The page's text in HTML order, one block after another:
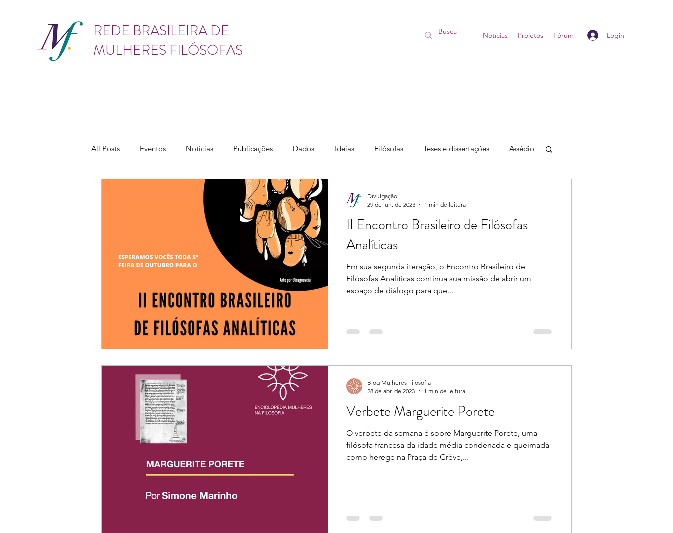
REDE BRASILEIRA DE
MULHERES FILÓSOFAS
Login
Home Notícias Projetos Fórum
All Posts Eventos Notícias Publicações Dados Ideias Filósofas Teses e dissertações Assédio
Cursos
II Encontro Brasileiro de Filósofas
Analíticas
Em sua segunda iteração, o Encontro Brasileiro de
Filósofas Analíticas continua sua missão de abrir um
espaço de diálogo para que...
Divulgação
29 de jun. de 2023
1 min de leitura
Verbete Marguerite Porete
O verbete da semana é sobre Marguerite Porete, uma
filósofa francesa da idade média condenada e queimada
como herege na Praça de Grève,...
Blog Mulheres Filosofia
28 de abr. de 2023
1 min de leitura